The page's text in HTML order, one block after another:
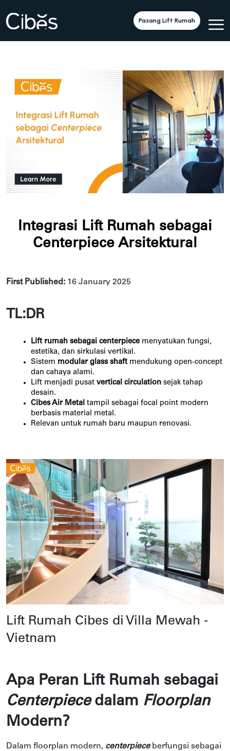
Pasang Lift Rumah
Integrasi Lift Rumah sebagai
Centerpiece Arsitektural
First Published: 16 January 2025
TL:DR
Lift rumah sebagai centerpiece menyatukan fungsi,
estetika, dan sirkulasi vertikal.
Sistem modular glass shaft mendukung open-concept
dan cahaya alami.
Lift menjadi pusat vertical circulation sejak tahap
desain.
Cibes Air Metal tampil sebagai focal point modern
berbasis material metal.
Relevan untuk rumah baru maupun renovasi.
Lift Rumah Cibes di Villa Mewah -
Vietnam
Centerpiece dalam
Floorplan
Modern?
Dalam floorplan modern, centerpiece berfungsi sebagai